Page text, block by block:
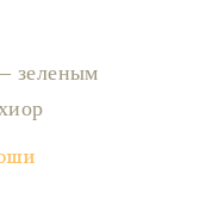
зеленым